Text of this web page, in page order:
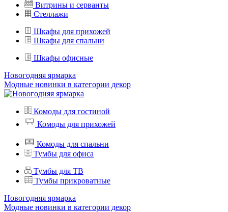
Витрины и серванты
Стеллажи
Шкафы для прихожей
Шкафы для спальни
Шкафы офисные
Новогодняя ярмарка
Модные новинки в категории декор
Комоды для гостиной
Комоды для прихожей
Комоды для спальни
Тумбы для офиса
Тумбы для ТВ
Тумбы прикроватные
Новогодняя ярмарка
Модные новинки в категории декор